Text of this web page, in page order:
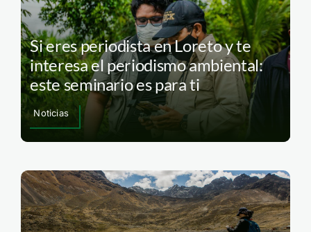
Si eres periodista en Loreto y te
interesa el periodismo ambiental:
este seminario es para ti
Noticias